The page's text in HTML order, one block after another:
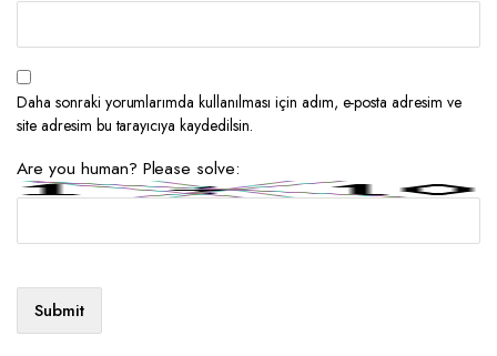
Daha sonraki yorumlarımda kullanılması için adım, e-posta adresim ve
site adresim bu tarayıcıya kaydedilsin.
Are you human? Please solve: